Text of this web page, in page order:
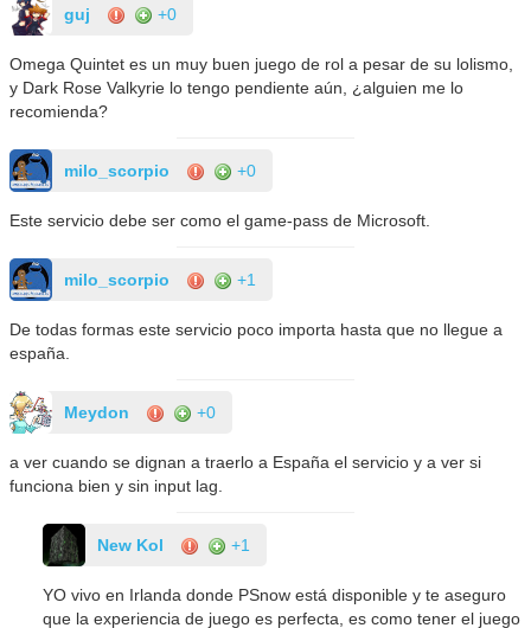
guj +0
Omega Quintet es un muy buen juego de rol a pesar de su lolismo,
y Dark Rose Valkyrie lo tengo pendiente aún, ¿alguien me lo
recomienda?
milo_scorpio +0
Este servicio debe ser como el game-pass de Microsoft.
milo_scorpio +1
De todas formas este servicio poco importa hasta que no llegue a
españa.
Meydon +0
a ver cuando se dignan a traerlo a España el servicio y a ver si
funciona bien y sin input lag.
New Kol +1
YO vivo en Irlanda donde PSnow está disponible y te aseguro
que la experiencia de juego es perfecta, es como tener el juego